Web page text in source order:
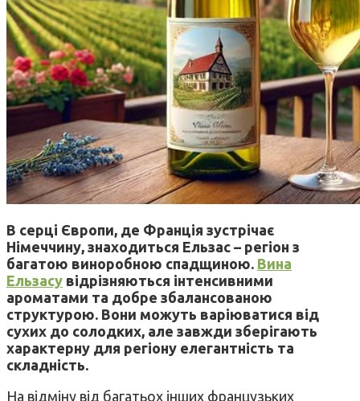
В серці Європи, де Франція зустрічає
Німеччину, знаходиться Ельзас – регіон з
багатою виноробною спадщиною. Вина
Ельзасу відрізняються інтенсивними
ароматами та добре збалансованою
структурою. Вони можуть варіюватися від
сухих до солодких, але завжди зберігають
характерну для регіону елегантність та
складність.
На відміну від багатьох інших французьких